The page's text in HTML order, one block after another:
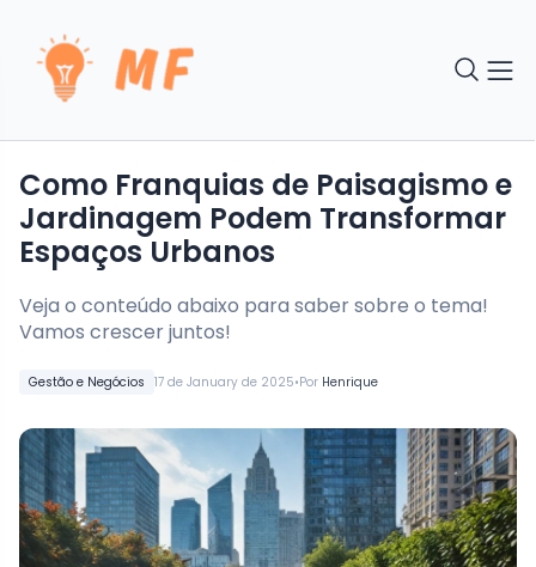
Gestão e Negócios 17 de January de 2025•Por Henrique
Como Franquias de Paisagismo e
Jardinagem Podem Transformar
Espaços Urbanos
Veja o conteúdo abaixo para saber sobre o tema!
Vamos crescer juntos!